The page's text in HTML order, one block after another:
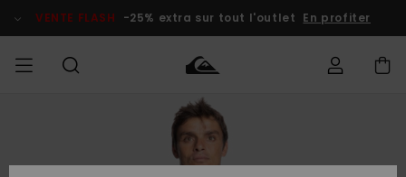
l'information
le
VENTE FLASH -25% extra sur tout l'outlet En profiter
Vêtements
Vêtements
Shop
Surf Shop
Homme
Snow
Homme
Outlet
Homme
français
Nederlands
Accéder à
commande